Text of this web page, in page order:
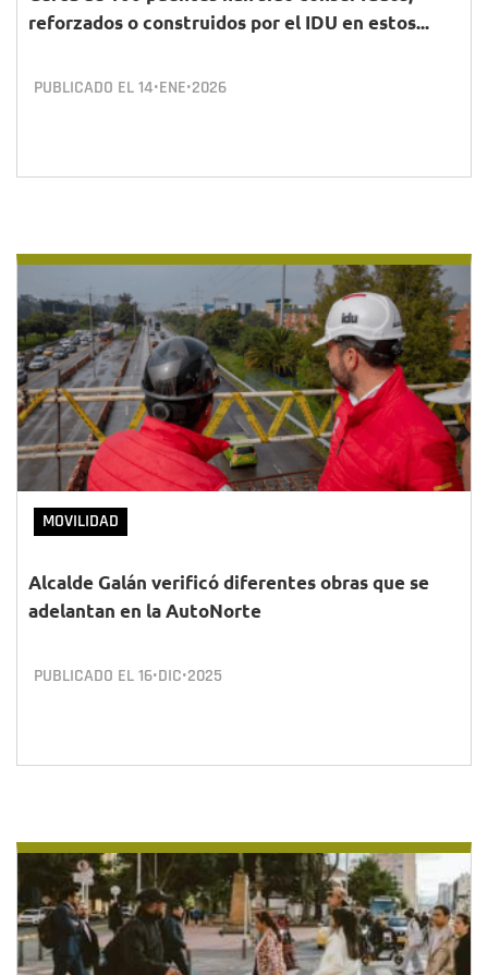
reforzados o construidos por el IDU en estos...
PUBLICADO EL14•ENE•2026
MOVILIDAD
Alcalde Galán verificó diferentes obras que se
adelantan en la AutoNorte
PUBLICADO EL16•DIC•2025